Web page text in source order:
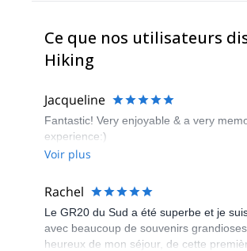
Ce que nos utilisateurs
Hiking
Jacqueline
Fantastic! Very enjoyable & a very
experience:)
Voir plus
Rachel
Le GR20 du Sud a été superbe et je
avec beaucoup de souvenirs
heureux de mon séjour, de cette